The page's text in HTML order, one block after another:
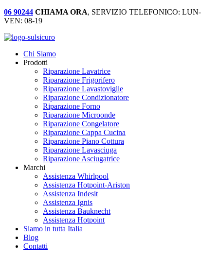
06 90244 CHIAMA ORA, SERVIZIO TELEFONICO: LUN-
VEN: 08-19
Chi Siamo
Prodotti
Riparazione Lavatrice
Riparazione Frigorifero
Riparazione Lavastoviglie
Riparazione Condizionatore
Riparazione Forno
Riparazione Microonde
Riparazione Congelatore
Riparazione Cappa Cucina
Riparazione Piano Cottura
Riparazione Lavasciuga
Riparazione Asciugatrice
Marchi
Assistenza Whirlpool
Assistenza Hotpoint-Ariston
Assistenza Indesit
Assistenza Ignis
Assistenza Bauknecht
Assistenza Hotpoint
Siamo in tutta Italia
Blog
Contatti